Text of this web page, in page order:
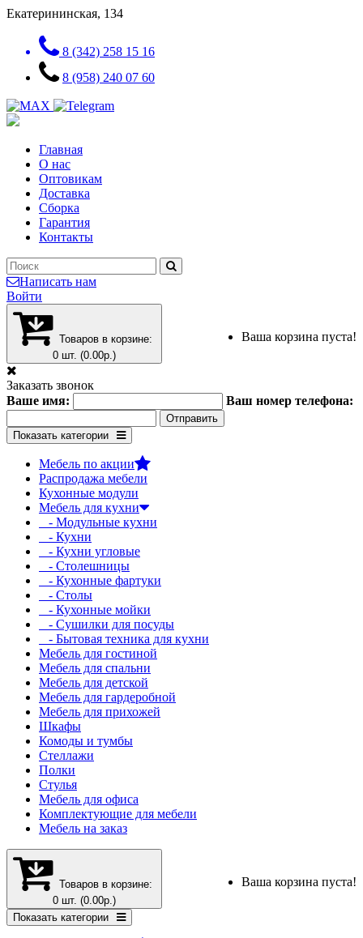
Екатерининская, 134
8 (342) 258 15 16
8 (958) 240 07 60
Главная
О нас
Оптовикам
Доставка
Сборка
Гарантия
Контакты
Написать нам
Войти
Товаров в корзине:
0 шт. (0.00р.)
Ваша корзина пуста!
Заказать звонок
Ваше имя:
Ваш номер телефона:
Показать категории
Мебель по акции
Распродажа мебели
Кухонные модули
Мебель для кухни
- Модульные кухни
- Кухни
- Кухни угловые
- Столешницы
- Кухонные фартуки
- Столы
- Кухонные мойки
- Сушилки для посуды
- Бытовая техника для кухни
Мебель для гостиной
Мебель для спальни
Мебель для детской
Мебель для гардеробной
Мебель для прихожей
Шкафы
Комоды и тумбы
Стеллажи
Полки
Стулья
Мебель для офиса
Комплектующие для мебели
Мебель на заказ
Товаров в корзине:
0 шт. (0.00р.)
Ваша корзина пуста!
Показать категории